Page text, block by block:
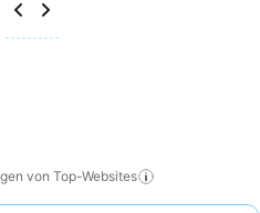
von Top-Websites